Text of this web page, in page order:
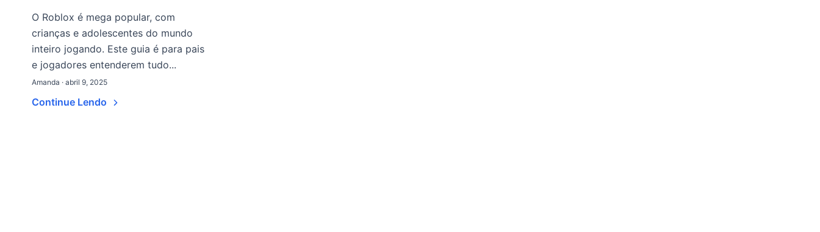
O Roblox é mega popular, com
crianças e adolescentes do mundo
inteiro jogando. Este guia é para pais
e jogadores entenderem tudo...
Amanda · abril 9, 2025
Continue Lendo